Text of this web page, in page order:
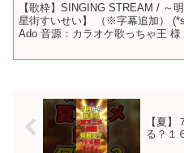
【歌枠】SINGING STREAM / ～
星街すいせい】 （※字幕追加）
Ado 音源：カラオケ歌っちゃ
【夏
る？１